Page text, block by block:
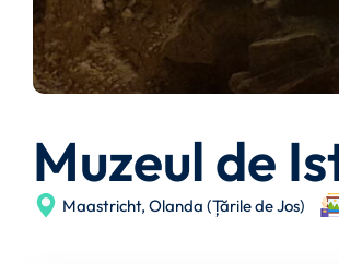
Muzeul de
Maastricht, Olanda (Țările de Jos)